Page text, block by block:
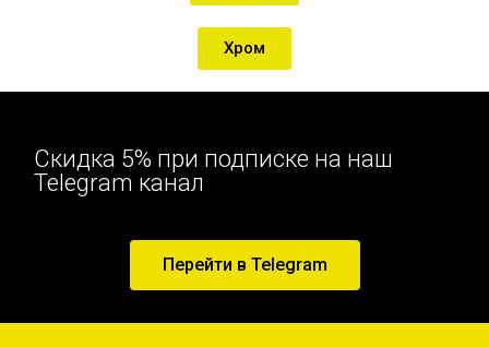
Хром
Скидка 5% при подписке на наш
Telegram канал
Перейти в Telegram